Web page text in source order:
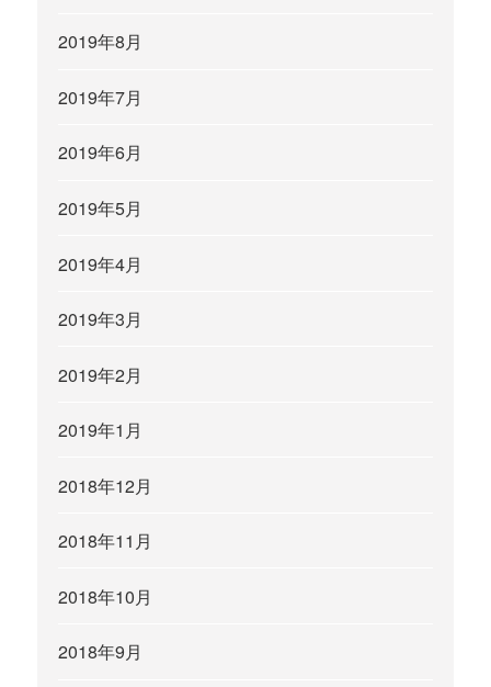
2019年8月
2019年7月
2019年6月
2019年5月
2019年4月
2019年3月
2019年2月
2019年1月
2018年12月
2018年11月
2018年10月
2018年9月